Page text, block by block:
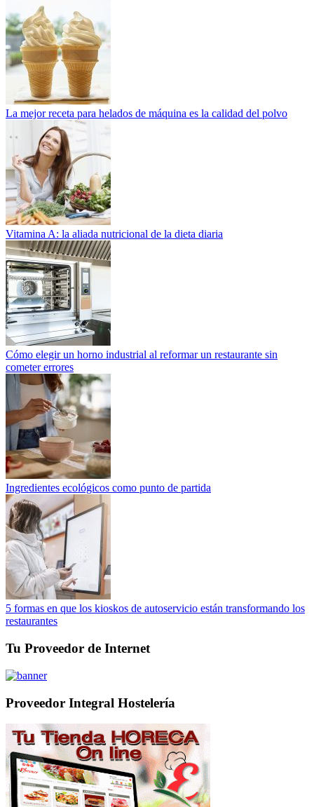
La mejor receta para helados de máquina es la calidad del polvo
Vitamina A: la aliada nutricional de la dieta diaria
Cómo elegir un horno industrial al reformar un restaurante sin
cometer errores
Ingredientes ecológicos como punto de partida
5 formas en que los kioskos de autoservicio están transformando los
restaurantes
Tu Proveedor de Internet
Proveedor Integral Hostelería